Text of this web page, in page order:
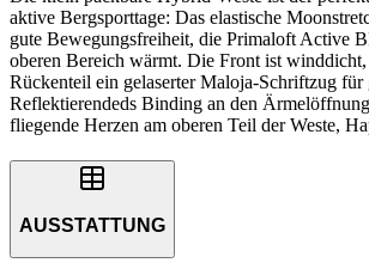
aktive Bergsporttage: Das elastische
gute Bewegungsfreiheit, die Primaloft Active
oberen Bereich wärmt. Die Front ist
Rückenteil ein gelaserter Maloja-Schriftzug
Reflektierendeds Binding an den
fliegende Herzen am oberen Teil der Weste,
AUSSTATTUNG